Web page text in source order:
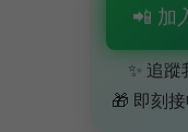
📲 加
✨ 追蹤
🎁 即刻